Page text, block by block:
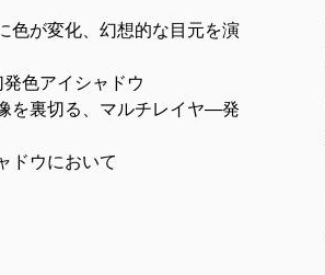
色が変化、幻想的な目元を演
発色アイシャドウ
を裏切る、マルチレイヤ―発
ドウにおいて